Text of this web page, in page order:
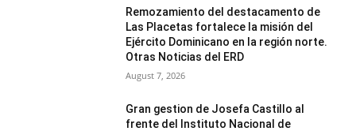
Remozamiento del destacamento de
Las Placetas fortalece la misión del
Ejército Dominicano en la región norte.
Otras Noticias del ERD
August 7, 2026
Gran gestion de Josefa Castillo al
frente del Instituto Nacional de